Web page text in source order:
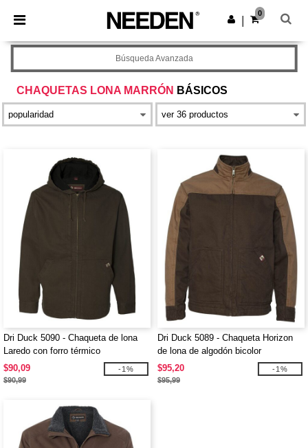
× App de Needen
¡Mejores precios en app!
Descargar app
0
CHAQUETAS LONA MARRÓN BÁSICOS
Búsqueda Avanzada
Dri Duck 5090 - Chaqueta de lona
Laredo con forro térmico
$90,09
$90,99
-1%
Dri Duck 5089 - Chaqueta Horizon
de lona de algodón bicolor
$95,20
$95,99
-1%